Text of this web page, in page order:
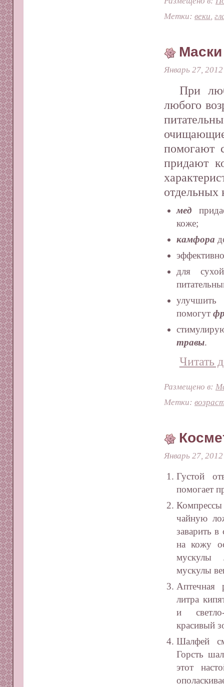
Метки: веки
Январь 27, 2012
При
любого
помогают
придают
отдельных
мед
коже;
камфора
для
помогут
травы.
Читать
Размещено в:
Метки:
Январь 27, 2012
Густой
помогает
чайную
заварить в
на кожу
мускулы
мускулы
литра
и
красивый
Шалфей
Горсть
этот